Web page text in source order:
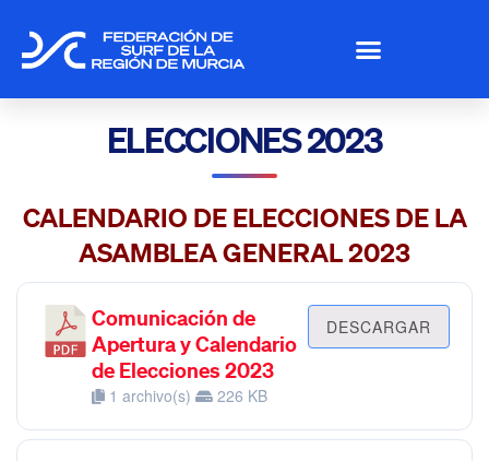
ELECCIONES 2023
CALENDARIO DE ELECCIONES DE LA
ASAMBLEA GENERAL 2023
Comunicación de
Apertura y Calendario
de Elecciones 2023
1 archivo(s) 226 KB
DESCARGAR